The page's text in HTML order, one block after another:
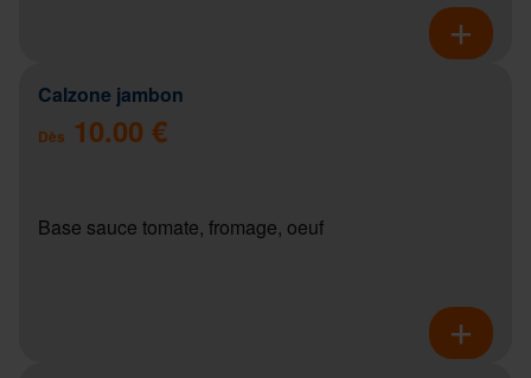
Calzone jambon
Dès 10.00 €
Base sauce tomate, fromage, oeuf